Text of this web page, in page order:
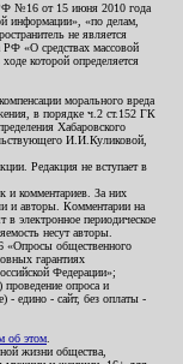
№16 от 15 июня 2010 года
информации», «по делам,
не является
«О средствах массовой
которой определяется
морального вреда
в порядке ч.2 ст.152 ГК
Хабаровского
И.И.Куликовой,
Редакция не вступает в
и комментариев. За них
и авторы. Комментарии на
электронное периодическое
несут авторы.
«Опросы общественного
гарантиях
Федерации»;
проведение опроса и
- едино - сайт, без оплаты -
об этом
жизни общества,